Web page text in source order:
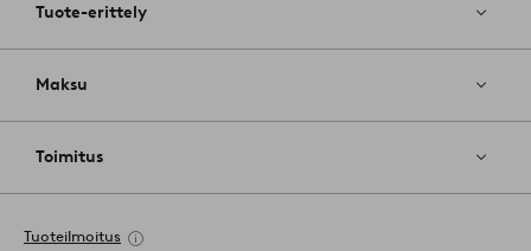
Tuote-erittely
Maksu
Toimitus
Tuoteilmoitus